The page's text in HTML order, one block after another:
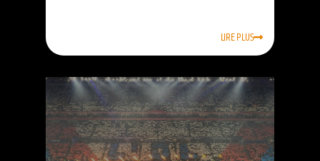
LIRE PLUS